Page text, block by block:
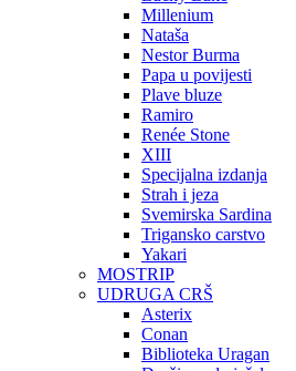
Millenium
Nataša
Nestor Burma
Papa u povijesti
Plave bluze
Ramiro
Renée Stone
XIII
Specijalna izdanja
Strah i jeza
Svemirska Sardina
Trigansko carstvo
Yakari
MOSTRIP
UDRUGA CRŠ
Asterix
Conan
Biblioteka Uragan